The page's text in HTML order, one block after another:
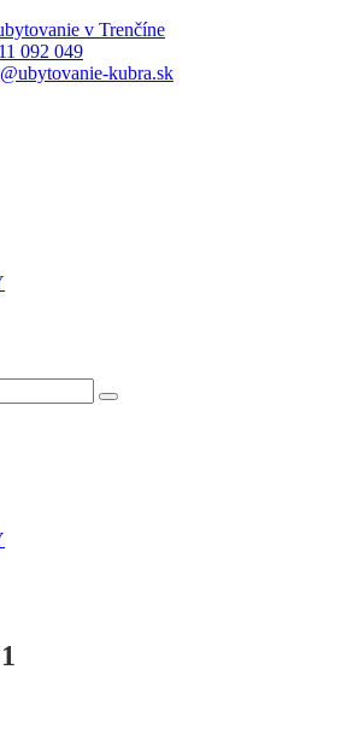
v Trenčíne
092 049
kubra.sk